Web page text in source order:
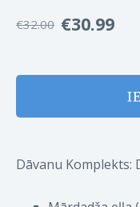
€32.00 €30.99
Dāvanu Komplekts: